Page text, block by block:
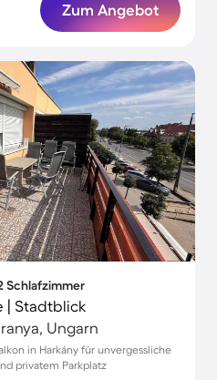
Zum Angebot
Schlafzimmer
| Stadtblick
Ungarn
in Harkány für unvergessliche
privatem Parkplatz